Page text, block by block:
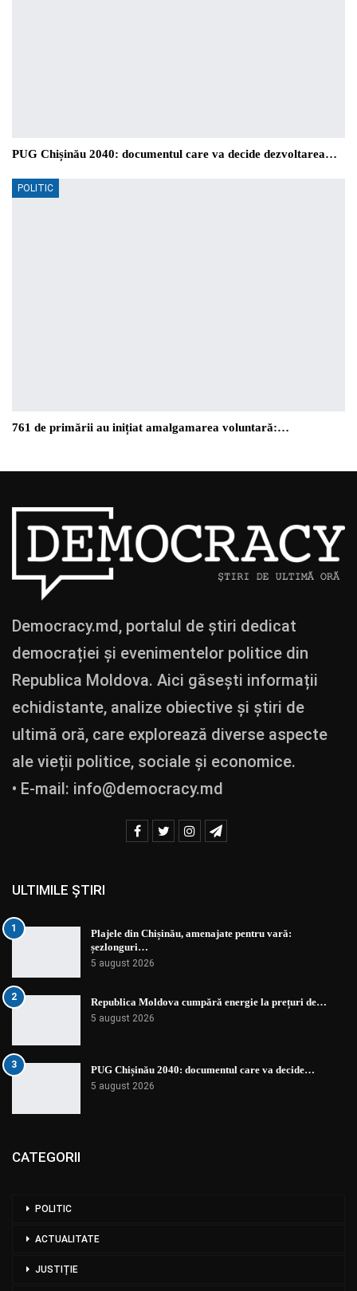
PUG Chișinău 2040: documentul care va decide dezvoltarea…
POLITIC
761 de primării au inițiat amalgamarea voluntară:…
Democracy.md, portalul de știri dedicat
democrației și evenimentelor politice din
Republica Moldova. Aici găsești informații
echidistante, analize obiective și știri de
ultimă oră, care explorează diverse aspecte
ale vieții politice, sociale și economice.
• E-mail: info@democracy.md
ULTIMILE ȘTIRI
1
Plajele din Chișinău, amenajate pentru vară:
șezlonguri…
5 august 2026
2 Republica Moldova cumpără energie la prețuri de…
5 august 2026
3 PUG Chișinău 2040: documentul care va decide…
5 august 2026
CATEGORII
POLITIC
ACTUALITATE
JUSTIȚIE